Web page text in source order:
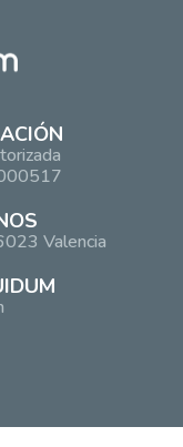
Valencia